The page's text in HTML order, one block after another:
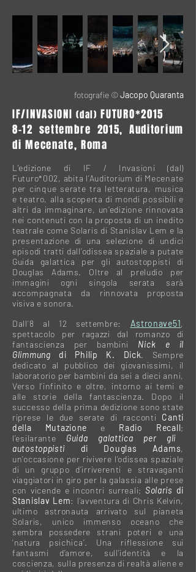
fotografie ©Jacopo Quaranta
IF/INVASIONI(dal) FUTURO*2015
8-12 settembre 2015, Auditorium
di Mecenate, Roma
L'edizione di IF / Invasioni (dal)
Futuro*002, abita l’Auditorium di Mecenate
per cinque serate tra letteratura, musica
e teatro, alla scoperta di mondi possibili e
altri da immaginare, un’edizione rinnovata
nei contenuti con la proposta di un inedito
teatrale come Solaris di Stanislav Lem e la
presentazione di una selezione di undici
episodi tratti dall’odissea spaziale a putate
Guida galattica per gli autostoppisti di
Douglas Adams. Oltre al preludio per
immagini ogni singola serata sarà
accompagnata da rinnovata proposta
visiva e sonora.
Dall’8 al 12 settembre:
Astronave51,
spettacolo per ragazzi dal romanzo di
fantascienza per bambini Nick e il
Glimmung di Philip K. Dick. Sempre
dedicato al pubblico dei giovanissimi, il
laboratorio per bambini da sei a dieci anni,
Verso l’infinito e oltre, intorno ai temi e
alle storie della fantascienza. Dopo il
successo della prima dedizione sono state
riprese le due serate di racconti Canti
della Mutazione e Radio Recall;
l’esilarante Guida galattica per gli
autostoppisti di Douglas Adams,
un’occasione per rivivere l’odissea spaziale
di un gruppo d’irriverenti e stravaganti
viaggiatori in giro per la galassia alle prese
con vicende e incontri surreali; Solaris di
Stanislav Lem: l’avventura di Chris Kelvin,
ultimo astronauta arrivato sul pianeta
Solaris, unico immenso oceano che
sembra possedere strani poteri e una
‘natura psichica’. Una riflessione sui
fantasmi d’amore, sull’identità e la
coscienza, sulla presenza di realtà aliene e